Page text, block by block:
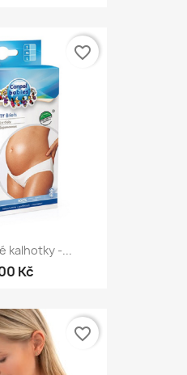
kalhotky -...
Kč
favorite_border
favorite_border